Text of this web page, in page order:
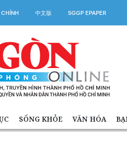
中文版 SGGP EPAPER
SỐNG KHỎE VĂN HÓA